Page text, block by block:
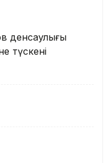
денсаулығы
түскені